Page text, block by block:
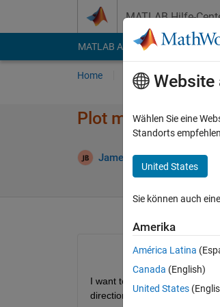
MATLAB Hilfe-
MATLAB Answers File
Home Fragen Antworten
Plot multiple
James 9 Jun. 2015 1
I want to plot multiple normal
direction?.. How do i do
Website
Wählen Sie eine
Standorts
United States
Sie können auch
Amerika
América Latina
Canada (English)
United States